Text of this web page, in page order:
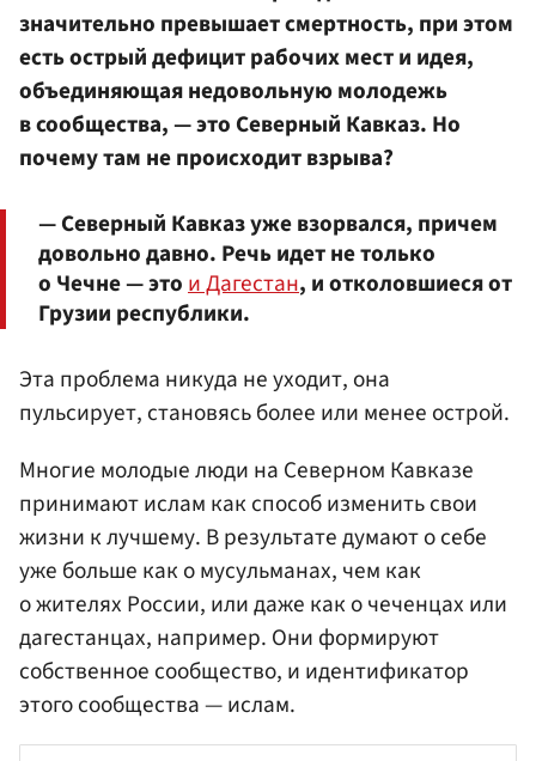
значительно превышает смертность, при этом
есть острый дефицит рабочих мест и идея,
объединяющая недовольную молодежь
в сообщества, — это Северный Кавказ. Но
почему там не происходит взрыва?
— Северный Кавказ уже взорвался, причем
довольно давно. Речь идет не только
о Чечне — этои Дагестан, и отколовшиеся от
Грузии республики.
Эта проблема никуда не уходит, она
пульсирует, становясь более или менее острой.
Многие молодые люди на Северном Кавказе
принимают ислам как способ изменить свои
жизни к лучшему. В результате думают о себе
уже больше как о мусульманах, чем как
о жителях России, или даже как о чеченцах или
дагестанцах, например. Они формируют
собственное сообщество, и идентификатор
этого сообщества — ислам.